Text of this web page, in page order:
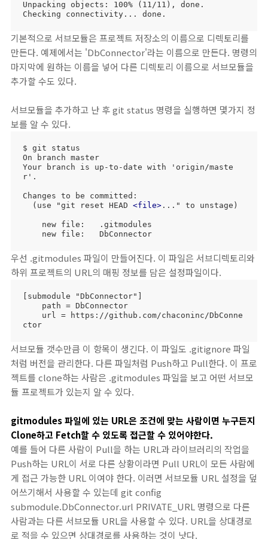
Unpacking objects: 100% (11/11), done.
Checking connectivity... done.
기본적으로 서브모듈은 프로젝트 저장소의 이름으로 디렉토리를
만든다. 예제에서는 'DbConnector'라는 이름으로 만든다. 명령의
마지막에 원하는 이름을 넣어 다른 디렉토리 이름으로 서브모듈을
추가할 수도 있다.
서브모듈을 추가하고 난 후 git status 명령을 실행하면 몇가지 정
보를 알 수 있다.
$ git status
On branch master
Your branch is up-to-date with 'origin/maste
r'.
Changes to be committed:
  (use "git reset HEAD
<file> ..." to unstage)
    new file:   DbConnector
우선 .gitmodules 파일이 만들어진다. 이 파일은 서브디렉토리와
하위 프로젝트의 URL의 매핑 정보를 담은 설정파일이다.
[submodule "DbConnector"]
ctor
서브모듈 갯수만큼 이 항목이 생긴다. 이 파일도 .gitignore 파일
처럼 버전을 관리한다. 다른 파일처럼 Push하고 Pull한다. 이 프로
젝트를 clone하는 사람은 .gitmodules 파일을 보고 어떤 서브모
듈 프로젝트가 있는지 알 수 있다.
gitmodules 파일에 있는 URL은 조건에 맞는 사람이면 누구든지
Clone하고 Fetch할 수 있도록 접근할 수 있어야한다.
예를 들어 다른 사람이 Pull을 하는 URL과 라이브러리의 작업을
Push하는 URL이 서로 다른 상황이라면 Pull URL이 모든 사람에
게 접근 가능한 URL 이여야 한다. 이러면 서브모듈 URL 설정을 덮
어쓰기해서 사용할 수 있는데 git config
submodule.DbConnector.url PRIVATE_URL 명령으로 다른
사람과는 다른 서브모듈 URL을 사용할 수 있다. URL을 상대경로
로 적을 수 있으면 상대경로를 사용하는 것이 낫다.